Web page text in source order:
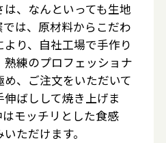
、なんといっても生地
は、原材料からこだわ
り、自社工場で手作り
熟練のプロフェッショナ
、ご注文をいただいて
ばしして焼き上げま
モッチリとした食感
ただけます。